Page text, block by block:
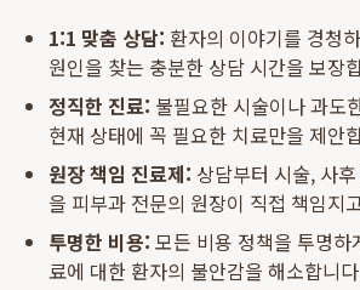
1:1 맞춤 상담: 환자의 이야기를 경청
원인을 찾는 충분한 상담 시간을 보장
정직한 진료: 불필요한 시술이나 과도
현재 상태에 꼭 필요한 치료만을 제안
원장 책임 진료제: 상담부터 시술, 사
을 피부과 전문의 원장이 직접 책임지
투명한 비용: 모든 비용 정책을 투명하
료에 대한 환자의 불안감을 해소합니